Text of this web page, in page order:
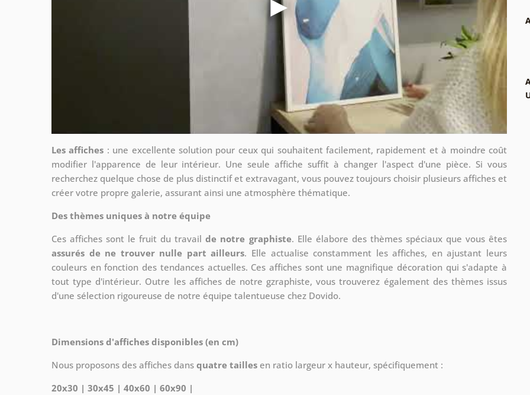
Les affiches : une excellente solution pour ceux qui souhaitent facilement, rapidement et à moindre coût
modifier l'apparence de leur intérieur. Une seule affiche suffit à changer l'aspect d'une pièce. Si vous
recherchez quelque chose de plus distinctif et extravagant, vous pouvez toujours choisir plusieurs affiches et
créer votre propre galerie, assurant ainsi une atmosphère thématique.
Des thèmes uniques à notre équipe
Ces affiches sont le fruit du travail de notre graphiste. Elle élabore des thèmes spéciaux que vous êtes
assurés de ne trouver nulle part ailleurs. Elle actualise constamment les affiches, en ajustant leurs
couleurs en fonction des tendances actuelles. Ces affiches sont une magnifique décoration qui s'adapte à
tout type d'intérieur. Outre les affiches de notre gzraphiste, vous trouverez également des thèmes issus
d'une sélection rigoureuse de notre équipe talentueuse chez Dovido.
Dimensions d'affiches disponibles (en cm)
Nous proposons des affiches dans quatre tailles en ratio largeur x hauteur, spécifiquement :
20x30 | 30x45 | 40x60 | 60x90 |